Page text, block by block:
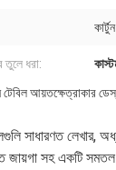
কার্টুন
তুলে ধরা:
আয়তক্ষেত্রাকার
সাধারণত লেখার,
জায়গা সহ একটি সমতল